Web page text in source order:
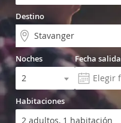
Destino
Noches Fecha salida
Habitaciones